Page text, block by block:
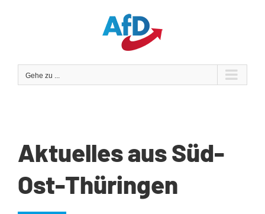
Gehe zu ...
Aktuelles aus Süd-
Ost-Thüringen